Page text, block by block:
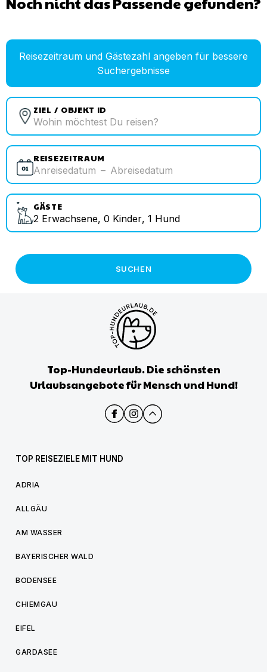
Reisezeitraum und Gästezahl angeben für bessere
Suchergebnisse
ZIEL / OBJEKT ID
REISEZEITRAUM
Anreisedatum – Abreisedatum
GÄSTE
2 Erwachsene, 0 Kinder, 1 Hund
SUCHEN
Top-Hundeurlaub. Die schönsten
Urlaubsangebote für Mensch und Hund!
TOP REISEZIELE MIT HUND
ADRIA
ALLGÄU
AM WASSER
BAYERISCHER WALD
BODENSEE
CHIEMGAU
EIFEL
GARDASEE